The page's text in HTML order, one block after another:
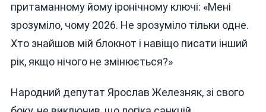
притаманному йому іронічному ключі: «Мені
зрозуміло, чому 2026. Не зрозуміло тільки одне.
Хто знайшов мій блокнот і навіщо писати інший
рік, якщо нічого не змінюється?»
Народний депутат Ярослав Железняк, зі свого